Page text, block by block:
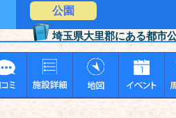
公園
埼玉県大里郡にある都市